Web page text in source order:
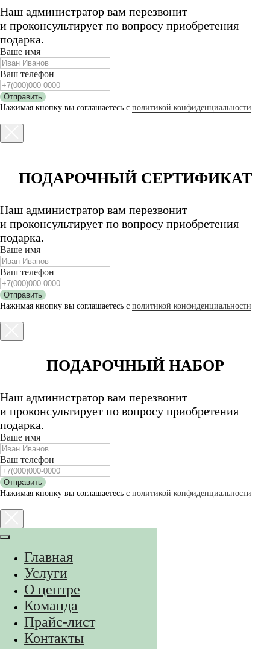
Наш администратор вам перезвонит
и проконсультирует по вопросу приобретения
подарка.
Ваше имя
Ваш телефон
Отправить
Нажимая кнопку вы соглашаетесь с политикой конфиденциальности
ПОДАРОЧНЫЙ СЕРТИФИКАТ
Наш администратор вам перезвонит
и проконсультирует по вопросу приобретения
подарка.
Ваше имя
Ваш телефон
Отправить
Нажимая кнопку вы соглашаетесь с политикой конфиденциальности
ПОДАРОЧНЫЙ НАБОР
Наш администратор вам перезвонит
и проконсультирует по вопросу приобретения
подарка.
Ваше имя
Ваш телефон
Отправить
Нажимая кнопку вы соглашаетесь с политикой конфиденциальности
Главная
Услуги
О центре
Команда
Прайс-лист
Контакты